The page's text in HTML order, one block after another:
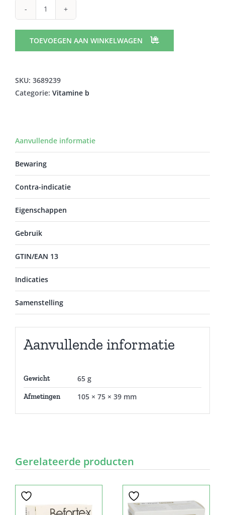
METHIALYN
4X15
NUTRIPHYT
TOEVOEGEN AAN WINKELWAGEN
SKU: 3689239
Categorie: Vitamine b
Aanvullende informatie
Bewaring
Contra-indicatie
Eigenschappen
Gebruik
GTIN/EAN 13
Indicaties
Samenstelling
Aanvullende informatie
Gewicht 65 g
Afmetingen 105 × 75 × 39 mm
Gerelateerde producten